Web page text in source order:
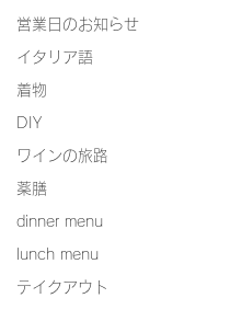
営業日のお知らせ
イタリア語
着物
DIY
ワインの旅路
薬膳
dinner menu
lunch menu
テイクアウト